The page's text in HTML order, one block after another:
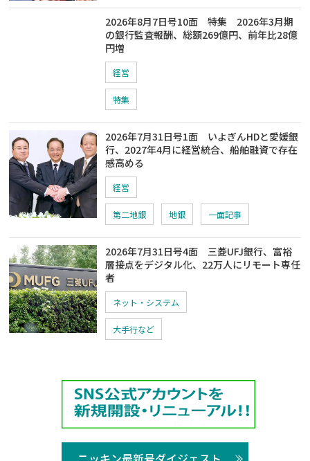
2026年8月7日号10面 特集 2026年3月期
の銀行監査報酬、総額269億円、前年比28億
円増
経営
特集
2026年7月31日号1面 いよぎんHDと愛媛銀
行、2027年4月に経営統合、船舶融資で存在
感高める
経営
第二地銀 地銀 一面記事
2026年7月31日号4面 三菱UFJ銀行、富裕
層接点をデジタル化、22万人にリモート専任
者
ネット・システム
大手行など